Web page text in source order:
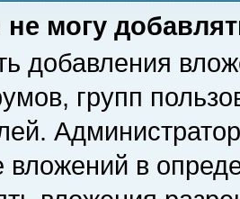
не могу
добавления
групп
вложений в